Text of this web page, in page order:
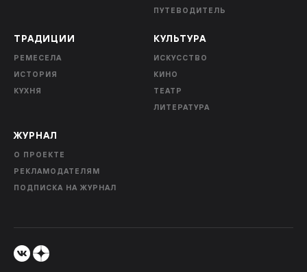
ПУТЕВОДИТЕЛЬ
ТРАДИЦИИ
РЕМЕСЕЛА
ИСТОРИЯ
КУХНЯ
КУЛЬТУРА
ИСКУССТВО
КИНО
ТЕАТР
ЛИТЕРАТУРА
ЖУРНАЛ
О ПРОЕКТЕ
РЕКЛАМОДАТЕЛЯМ
ПОДПИСКА НА ЖУРНАЛ